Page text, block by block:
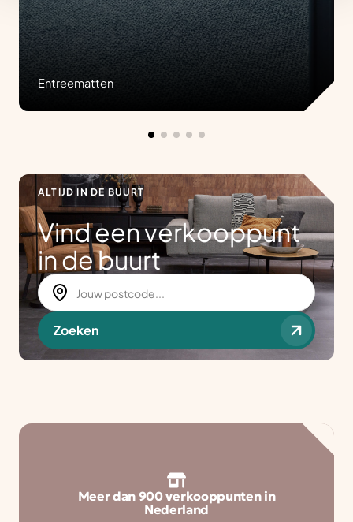
Entreematten
ALTIJD IN DE BUURT
Vind een verkooppunt
in de buurt
Zoeken
Meer dan 900 verkooppunten in
Nederland